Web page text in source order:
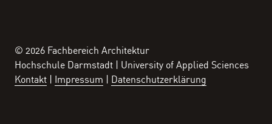
© 2026 Fachbereich Architektur
Hochschule Darmstadt | University of Applied Sciences
Kontakt
Impressum Datenschutzerklärung